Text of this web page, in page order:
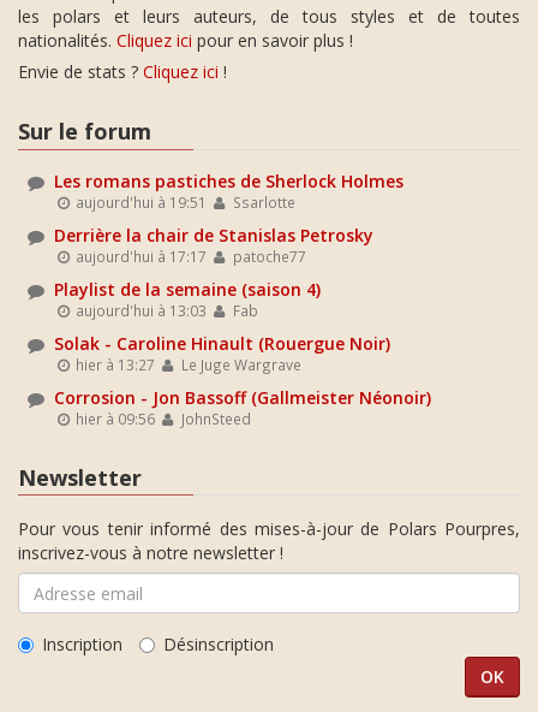
les polars et leurs auteurs, de tous styles et de toutes
nationalités. Cliquez ici pour en savoir plus !
Envie de stats ? Cliquez ici !
Sur le forum
Les romans pastiches de Sherlock Holmes
aujourd'hui à 19:51 Ssarlotte
Derrière la chair de Stanislas Petrosky
aujourd'hui à 17:17 patoche77
Playlist de la semaine (saison 4)
aujourd'hui à 13:03 Fab
Solak - Caroline Hinault (Rouergue Noir)
hier à 13:27 Le Juge Wargrave
Corrosion - Jon Bassoff (Gallmeister Néonoir)
hier à 09:56 JohnSteed
Newsletter
Pour vous tenir informé des mises-à-jour de Polars Pourpres,
inscrivez-vous à notre newsletter !
Inscription Désinscription